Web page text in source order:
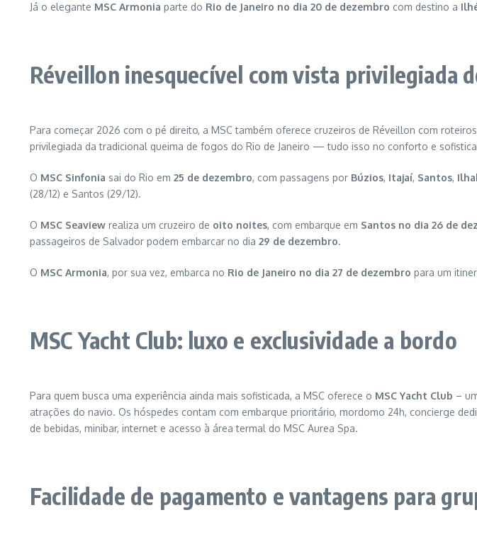
Já o elegante MSC Armonia parte do Rio de Janeiro no dia 20 de dezembro com destino a
Réveillon inesquecível com vista privilegiada
Para começar 2026 com o pé direito, a MSC também oferece cruzeiros de Réveillon com
privilegiada da tradicional queima de fogos do Rio de Janeiro — tudo isso no conforto e
O MSC Sinfonia sai do Rio em 25 de dezembro, com passagens por Búzios, Itajaí, Santos,
(28/12) e Santos (29/12).
O MSC Seaview realiza um cruzeiro de oito noites, com embarque em Santos no dia 26 de
passageiros de Salvador podem embarcar no dia 29 de dezembro.
O MSC Armonia, por sua vez, embarca no Rio de Janeiro no dia 27 de dezembro para um
MSC Yacht Club: luxo e exclusividade a bordo
Para quem busca uma experiência ainda mais sofisticada, a MSC oferece o MSC Yacht Club –
atrações do navio. Os hóspedes contam com embarque prioritário, mordomo 24h, concierge
de bebidas, minibar, internet e acesso à área termal do MSC Aurea Spa.
Facilidade de pagamento e vantagens para